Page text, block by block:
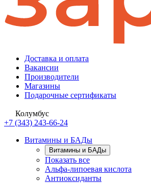
Доставка и оплата
Вакансии
Производители
Магазины
Подарочные сертификаты
Колумбус
+7 (343) 243-66-24
Витамины и БАДы
Витамины и БАДы
Показать все
Альфа-липоевая кислота
Антиоксиданты